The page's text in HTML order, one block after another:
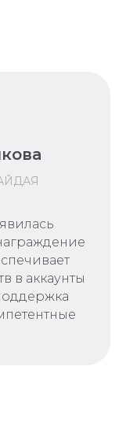
в аккаунты